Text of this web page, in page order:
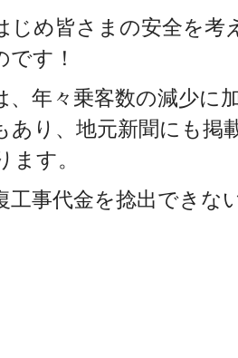
じめ皆さまの安全を考
す！
、年々乗客数の減少に
あり、地元新聞にも掲
ます。
工事代金を捻出できな